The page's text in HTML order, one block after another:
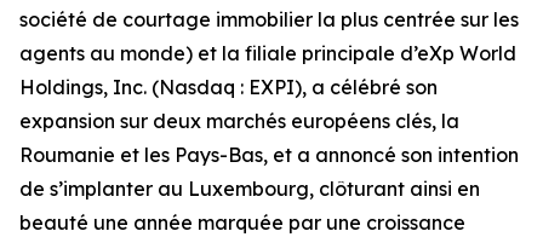
société de courtage immobilier la plus centrée sur les
agents au monde) et la filiale principale d’eXp World
Holdings, Inc. (Nasdaq : EXPI), a célébré son
expansion sur deux marchés européens clés, la
Roumanie et les Pays-Bas, et a annoncé son intention
de s’implanter au Luxembourg, clôturant ainsi en
beauté une année marquée par une croissance